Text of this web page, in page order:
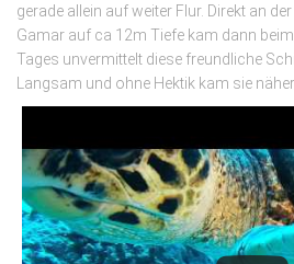
gerade allein auf weiter Flur. Direkt an
Gamar auf ca 12m Tiefe kam dann
Tages unvermittelt diese freundliche
Langsam und ohne Hektik kam sie